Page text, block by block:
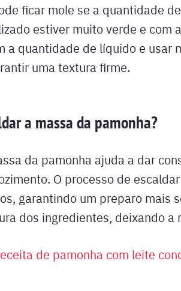
ficar mole se a quantidade
estiver muito verde e com
a quantidade de líquido e usar
uma textura firme.
a massa da pamonha?
da pamonha ajuda a dar
O processo de
garantindo um preparo mais
dos ingredientes, deixando a
de pamonha com leite